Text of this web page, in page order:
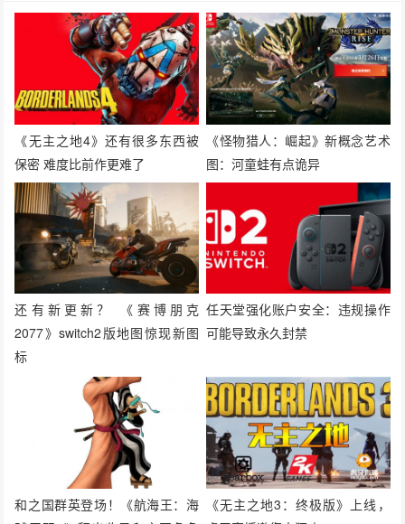
《无主之地4》还有很多东西被
保密 难度比前作更难了
《怪物猎人：崛起》新概念艺术
图：河童蛙有点诡异
还有新更新？ 《赛博朋克
2077》switch2版地图惊现新图
标
任天堂强化账户安全：违规操作
可能导致永久封禁
和之国群英登场！《航海王：海
《无主之地3：终极版》上线，